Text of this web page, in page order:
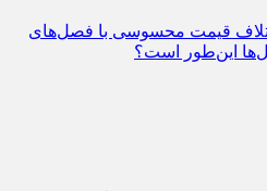
قیمت محسوسی با فصل‌های
این‌طور است؟